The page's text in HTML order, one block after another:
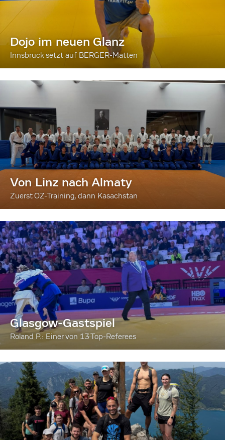
Dojo im neuen Glanz
Innsbruck setzt auf BERGER-Matten
Von Linz nach Almaty
Zuerst OZ-Training, dann Kasachstan
Glasgow-Gastspiel
Roland P.: Einer von 13 Top-Referees